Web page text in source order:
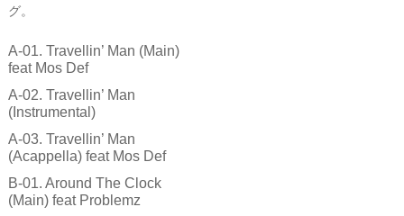
グ。
A-01. Travellin’ Man (Main)
feat Mos Def
A-02. Travellin’ Man
(Instrumental)
A-03. Travellin’ Man
(Acappella) feat Mos Def
B-01. Around The Clock
(Main) feat Problemz